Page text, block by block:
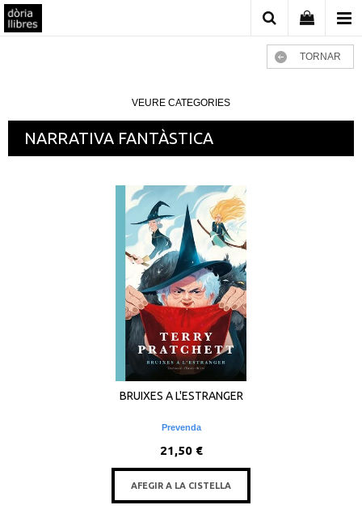
TORNAR
VEURE CATEGORIES
NARRATIVA FANTÀSTICA
BRUIXES A L'ESTRANGER
Prevenda
21,50 €
AFEGIR A LA CISTELLA